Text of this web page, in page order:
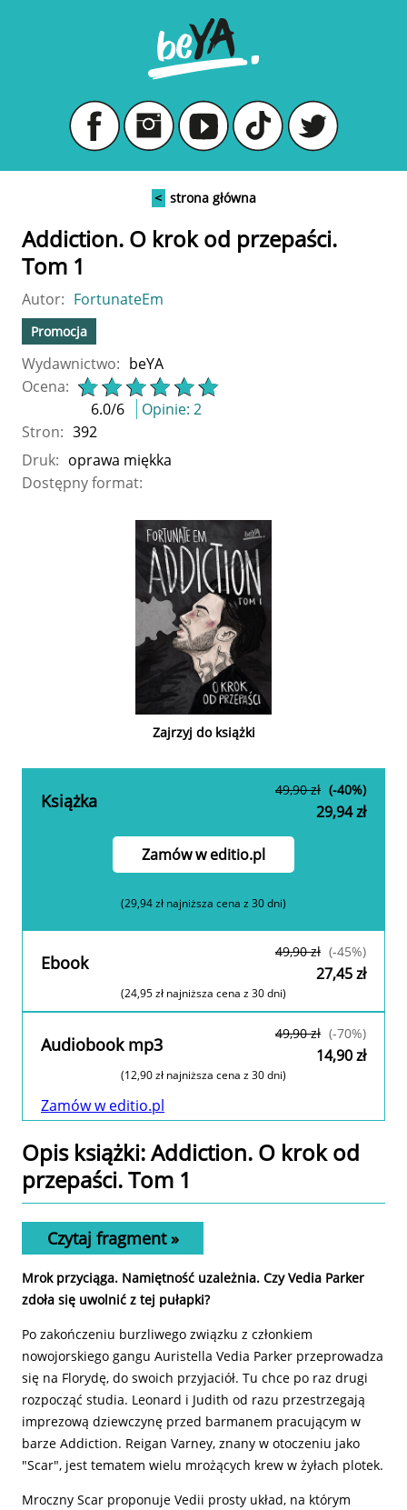
< strona główna
Zajrzyj do książki
Addiction. O krok od przepaści.
Tom 1
Autor: FortunateEm
Promocja
Wydawnictwo: beYA
Ocena:
6.0/6 Opinie: 2
Stron: 392
Druk: oprawa miękka
Dostępny format:
Książka 49,90 zł (-40%)
29,94 zł
Zamów w editio.pl
(29,94 zł najniższa cena z 30 dni)
Ebook 49,90 zł (-45%)
27,45 zł
(24,95 zł najniższa cena z 30 dni)
Audiobook mp3 49,90 zł (-70%)
14,90 zł
(12,90 zł najniższa cena z 30 dni)
Zamów w editio.pl
Opis książki: Addiction. O krok od
przepaści. Tom 1
Czytaj fragment »
Mrok przyciąga. Namiętność uzależnia. Czy Vedia Parker
zdoła się uwolnić z tej pułapki?
Po zakończeniu burzliwego związku z członkiem
nowojorskiego gangu Auristella Vedia Parker przeprowadza
się na Florydę, do swoich przyjaciół. Tu chce po raz drugi
rozpocząć studia. Leonard i Judith od razu przestrzegają
imprezową dziewczynę przed barmanem pracującym w
barze Addiction. Reigan Varney, znany w otoczeniu jako
"Scar", jest tematem wielu mrożących krew w żyłach plotek.
Mroczny Scar proponuje Vedii prosty układ, na którym